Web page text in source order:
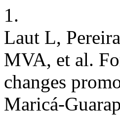
1.
Laut L,
MVA, et al.
changes
Maricá-